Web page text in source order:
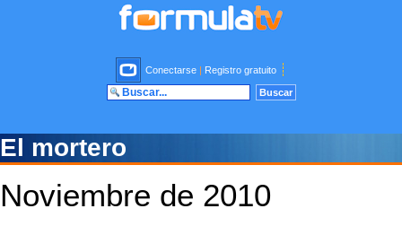
Conectarse | Registro gratuito
El mortero
Noviembre de 2010